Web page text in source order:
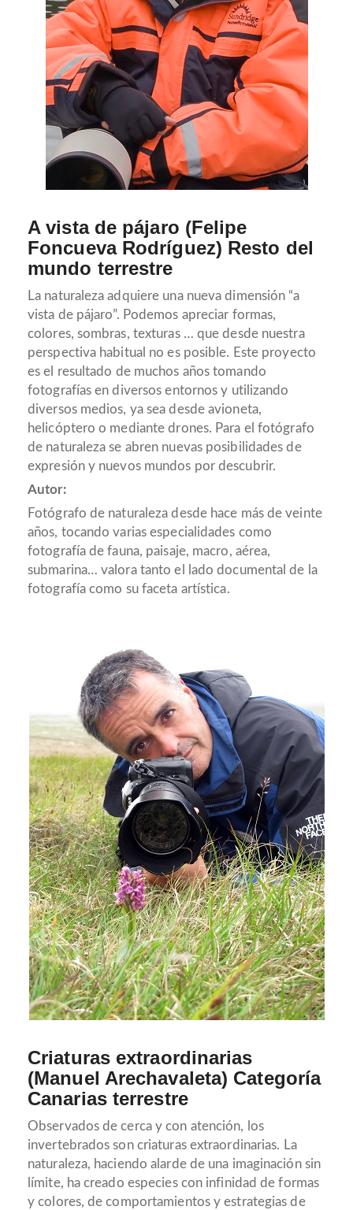
A vista de pájaro (Felipe
Foncueva Rodríguez) Resto del
mundo terrestre
La naturaleza adquiere una nueva dimensión “a
vista de pájaro”. Podemos apreciar formas,
colores, sombras, texturas … que desde nuestra
perspectiva habitual no es posible. Este proyecto
es el resultado de muchos años tomando
fotografías en diversos entornos y utilizando
diversos medios, ya sea desde avioneta,
helicóptero o mediante drones. Para el fotógrafo
de naturaleza se abren nuevas posibilidades de
expresión y nuevos mundos por descubrir.
Autor:
Fotógrafo de naturaleza desde hace más de veinte
años, tocando varias especialidades como
fotografía de fauna, paisaje, macro, aérea,
submarina… valora tanto el lado documental de la
fotografía como su faceta artística.
Criaturas extraordinarias
(Manuel Arechavaleta) Categoría
Canarias terrestre
Observados de cerca y con atención, los
invertebrados son criaturas extraordinarias. La
naturaleza, haciendo alarde de una imaginación sin
límite, ha creado especies con infinidad de formas
y colores, de comportamientos y estrategias de